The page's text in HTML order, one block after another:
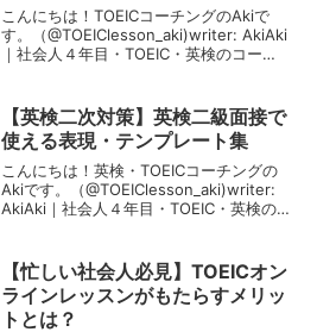
こんにちは！TOEICコーチングのAkiで
す。（@TOEIClesson_aki)writer: AkiAki
｜社会人４年目・TOEIC・英検のコーチ
15名の生徒に...
【英検二次対策】英検二級面接で
使える表現・テンプレート集
こんにちは！英検・TOEICコーチングの
Akiです。（@TOEIClesson_aki)writer:
AkiAki｜社会人４年目・TOEIC・英検の
名の生徒に毎日コ...
【忙しい社会人必見】TOEICオン
ラインレッスンがもたらすメリッ
トとは？